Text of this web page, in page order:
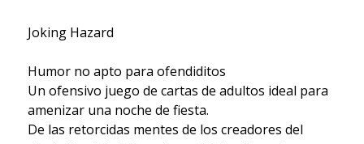
Joking Hazard
Humor no apto para ofendiditos
Un ofensivo juego de cartas de adultos ideal para
amenizar una noche de fiesta.
De las retorcidas mentes de los creadores del